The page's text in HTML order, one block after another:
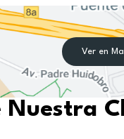
Ver en